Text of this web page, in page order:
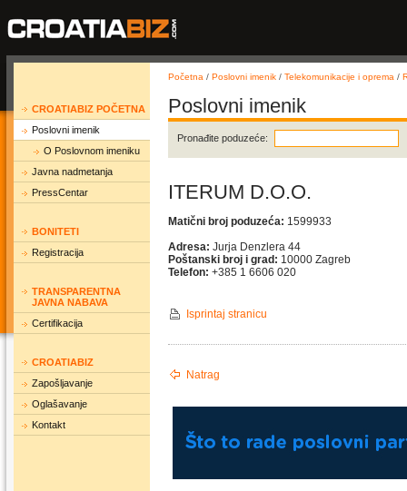
CROATIABIZ POČETNA
Poslovni imenik
O Poslovnom imeniku
Javna nadmetanja
PressCentar
BONITETI
Registracija
TRANSPARENTNA
JAVNA NABAVA
Certifikacija
CROATIABIZ
Zapošljavanje
Oglašavanje
Kontakt
Početna / Poslovni imenik / Telekomunikacije i oprema /
Poslovni imenik
Pronađite poduzeće:
ITERUM D.O.O.
Matični broj poduzeća: 1599933
Adresa: Jurja Denzlera 44
Poštanski broj i grad: 10000 Zagreb
Telefon: +385 1 6606 020
Isprintaj stranicu
Natrag